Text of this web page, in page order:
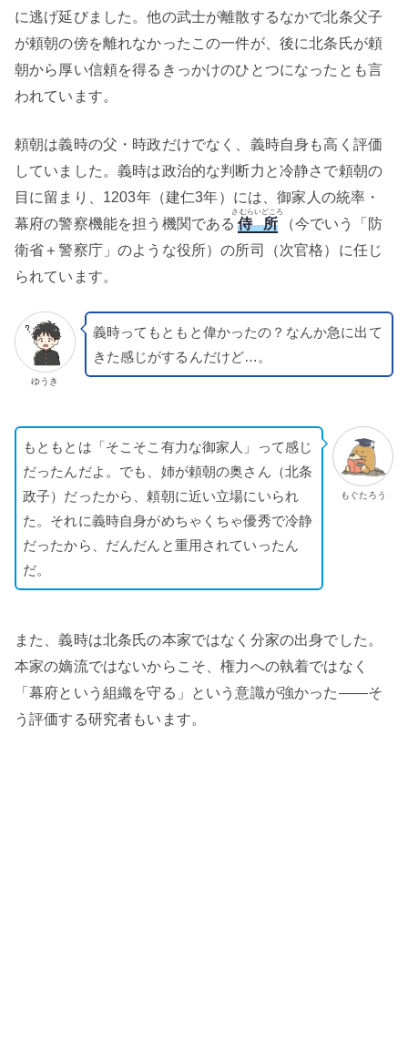
に逃げ延びました。他の武士が離散するなかで北条父子
が頼朝の傍を離れなかったこの一件が、後に北条氏が頼
朝から厚い信頼を得るきっかけのひとつになったとも言
われています。
頼朝は義時の父・時政だけでなく、義時自身も高く評価
していました。義時は政治的な判断力と冷静さで頼朝の
目に留まり、1203年（建仁3年）には、御家人の統率・
幕府の警察機能を担う機関である 侍所
さむらいどころ
（今でいう「防
衛省＋警察庁」のような役所）の所司（次官格）に任じ
られています。
ゆうき
義時ってもともと偉かったの？なんか急に出て
きた感じがするんだけど…。
もぐたろう
もともとは「そこそこ有力な御家人」って感じ
だったんだよ。でも、姉が頼朝の奥さん（北条
政子）だったから、頼朝に近い立場にいられ
た。それに義時自身がめちゃくちゃ優秀で冷静
だったから、だんだんと重用されていったん
だ。
また、義時は北条氏の本家ではなく分家の出身でした。
本家の嫡流ではないからこそ、権力への執着ではなく
「幕府という組織を守る」という意識が強かった——そ
う評価する研究者もいます。